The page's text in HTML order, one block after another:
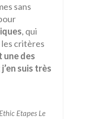
sans
, qui
critères
une des
suis très
Etapes Le